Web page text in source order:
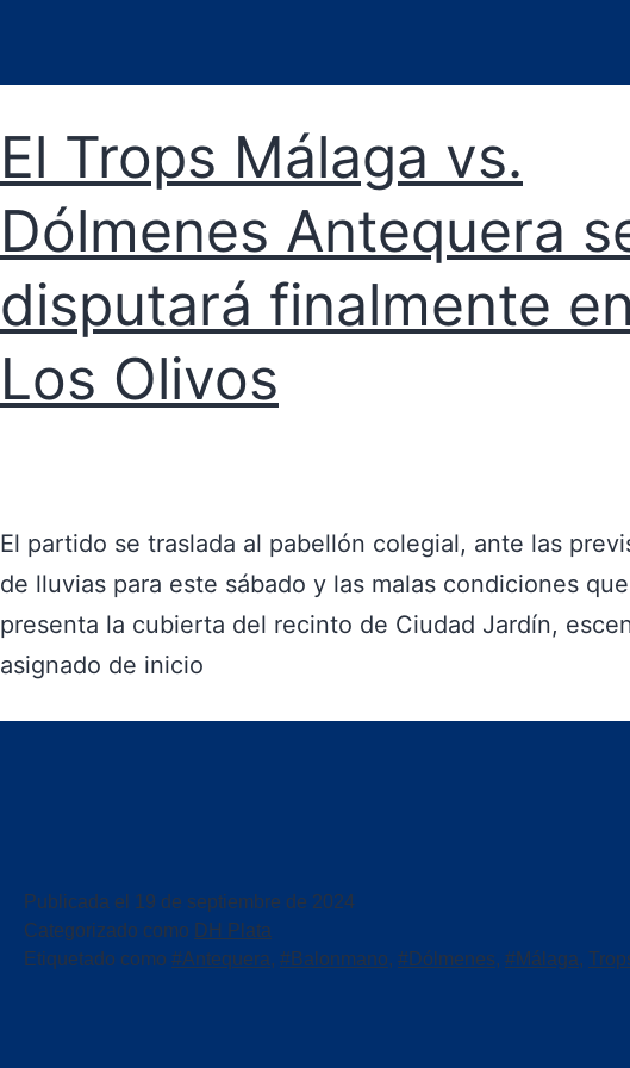
El Trops Málaga vs.
Dólmenes Antequera
disputará finalmente
Los Olivos
El partido se traslada al pabellón colegial, ante las
de lluvias para este sábado y las malas condiciones que
presenta la cubierta del recinto de Ciudad Jardín,
asignado de inicio
Publicada el
19 de septiembre de 2024
Categorizado como DH Plata
Etiquetado como #Antequera, #Balonmano, #Dólmenes, #Málaga,